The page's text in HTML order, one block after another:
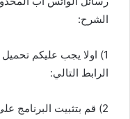
الشرح:
1) اولا يجب عليكم
الرابط التالي:
2) قم بتثبيت البرنامج